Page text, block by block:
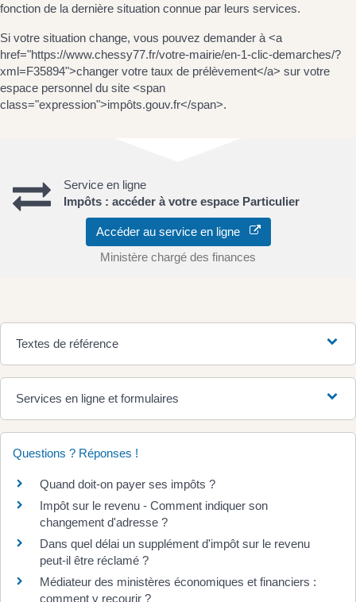
fonction de la dernière situation connue par leurs services.
Si votre situation change, vous pouvez demander à <a
href="https://www.chessy77.fr/votre-mairie/en-1-clic-demarches/?
xml=F35894">changer votre taux de prélèvement</a> sur votre
espace personnel du site <span
class="expression">impôts.gouv.fr</span>.
Service en ligne
Impôts : accéder à votre espace Particulier
Accéder au service en ligne
Ministère chargé des finances
Textes de référence
Services en ligne et formulaires
Questions ? Réponses !
Quand doit-on payer ses impôts ?
Impôt sur le revenu - Comment indiquer son
changement d'adresse ?
Dans quel délai un supplément d'impôt sur le revenu
peut-il être réclamé ?
Médiateur des ministères économiques et financiers :
comment y recourir ?